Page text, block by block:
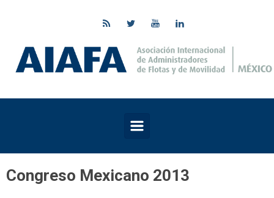
Congreso Mexicano 2013